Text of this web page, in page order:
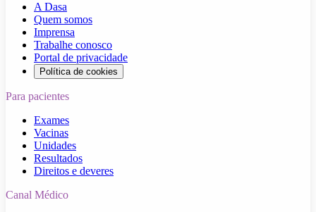
A Dasa
Quem somos
Imprensa
Trabalhe conosco
Portal de privacidade
Política de cookies
Para pacientes
Exames
Vacinas
Unidades
Resultados
Direitos e deveres
Canal Médico